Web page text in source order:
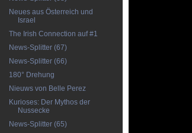
Neues aus Österreich und
Israel
The Irish Connection auf #1
News-Splitter (67)
News-Splitter (66)
180° Drehung
Nieuws von Belle Perez
Kurioses: Der Mythos der
Nussecke
News-Splitter (65)